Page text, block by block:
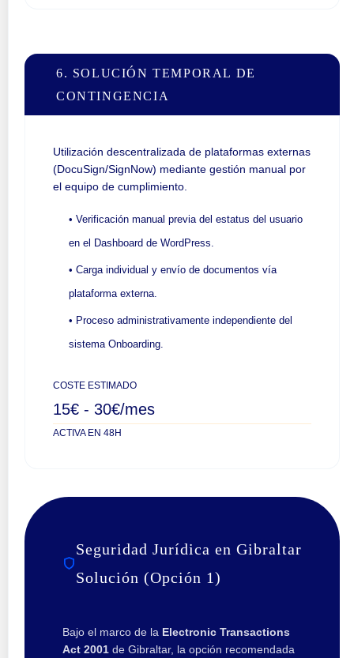
6. SOLUCIÓN TEMPORAL DE
CONTINGENCIA
Utilización descentralizada de plataformas externas
(DocuSign/SignNow) mediante gestión manual por
el equipo de cumplimiento.
• Verificación manual previa del estatus del usuario
en el Dashboard de WordPress.
• Carga individual y envío de documentos vía
plataforma externa.
• Proceso administrativamente independiente del
sistema Onboarding.
COSTE ESTIMADO
15€ - 30€/mes
ACTIVA EN 48H
Seguridad Jurídica en Gibraltar
Solución (Opción 1)
Bajo el marco de la Electronic Transactions
Act 2001 de Gibraltar, la opción recomendada